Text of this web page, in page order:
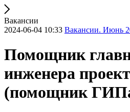
Вакансии
2024-06-04 10:33 Вакансии. Июнь
Помощник
инженера
(помощник